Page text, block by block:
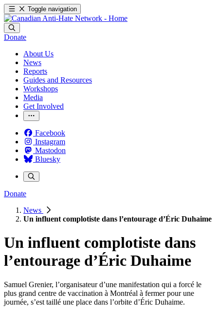
Toggle navigation
Donate
About Us
News
Reports
Guides and Resources
Workshops
Media
Get Involved
Facebook
Instagram
Mastodon
Bluesky
Donate
News
Un influent complotiste dans l’entourage d’Éric Duhaime
Un influent complotiste dans
l’entourage d’Éric Duhaime
Samuel Grenier, l’organisateur d’une manifestation qui a forcé le
plus grand centre de vaccination à Montréal à fermer pour une
journée, s’est taillé une place dans l’orbite d’Éric Duhaime.